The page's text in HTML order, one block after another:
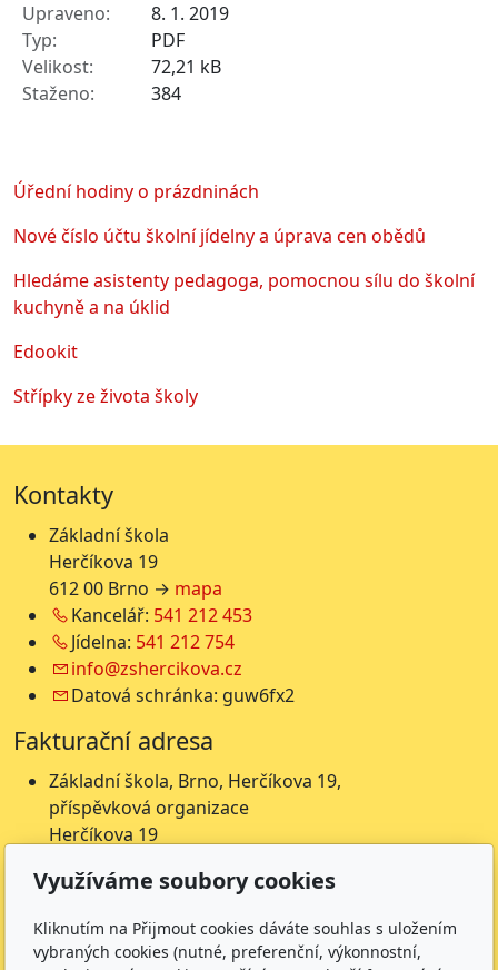
8. 1. 2019
PDF
72,21 kB
384
Úřední hodiny o prázdninách
Nové číslo účtu školní jídelny a úprava cen obědů
Hledáme asistenty pedagoga, pomocnou sílu do školní
kuchyně a na úklid
Edookit
Střípky ze života školy
Kontakty
Základní škola
Herčíkova 19
612 00 Brno → mapa
Kancelář: 541 212 453
Jídelna: 541 212 754
info@zshercikova.cz
Datová schránka: guw6fx2
Fakturační adresa
Základní škola, Brno, Herčíkova 19,
příspěvková organizace
Herčíkova 19
IČ: 62157116
Čísla účtů
Využíváme soubory cookies
Kliknutím na Přijmout cookies dáváte souhlas s uložením
vybraných cookies (nutné, preferenční, výkonnostní,